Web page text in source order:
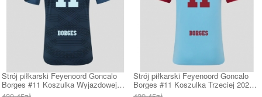
Strój piłkarski Feyenoord Goncalo
Borges #11 Koszulka Wyjazdowej
2025-26 Krótki Rękaw
Strój piłkarski Feyenoord Goncalo
Borges #11 Koszulka Trzeciej 2025-
26 Krótki Rękaw